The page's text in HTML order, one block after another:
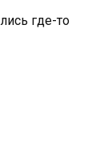
где-то